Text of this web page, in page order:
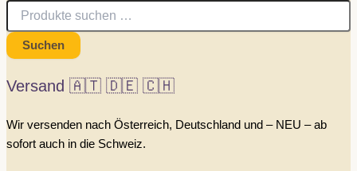
Suchen
nach:
Suchen
Versand 🇦🇹 🇩🇪 🇨🇭
Wir versenden nach Österreich, Deutschland und – NEU – ab
sofort auch in die Schweiz.